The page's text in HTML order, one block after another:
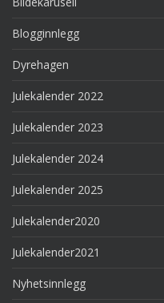
Blogginnlegg
Dyrehagen
Julekalender 2022
Julekalender 2023
Julekalender 2024
Julekalender 2025
Julekalender2020
Julekalender2021
Nyhetsinnlegg